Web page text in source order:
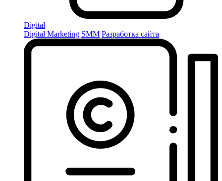
Digital
Digital Marketing SMM Разработка сайта